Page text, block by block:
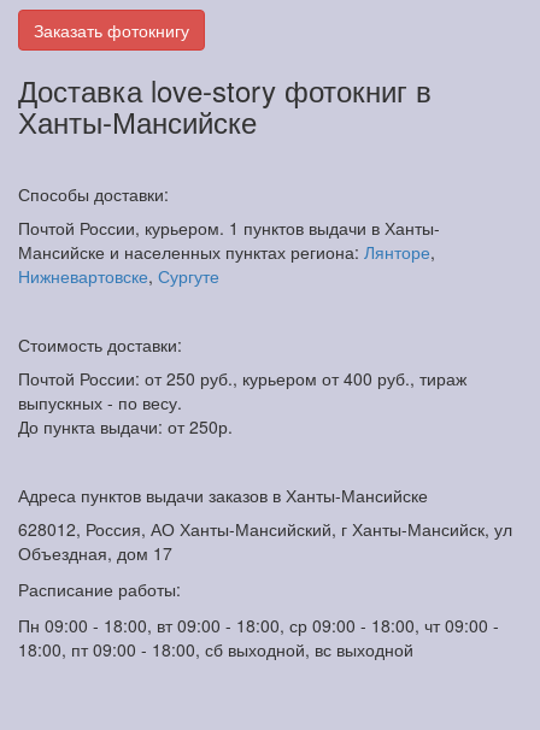
Заказать фотокнигу
Доставка love-story фотокниг в
Ханты-Мансийске
Способы доставки:
Почтой России, курьером. 1 пунктов выдачи в Ханты-
Мансийске и населенных пунктах региона: Лянторе,
Нижневартовске, Сургуте
Стоимость доставки:
Почтой России: от 250 руб., курьером от 400 руб., тираж
выпускных - по весу.
До пункта выдачи: от 250р.
Адреса пунктов выдачи заказов в Ханты-Мансийске
628012, Россия, АО Ханты-Мансийский, г Ханты-Мансийск, ул
Объездная, дом 17
Расписание работы:
Пн 09:00 - 18:00, вт 09:00 - 18:00, ср 09:00 - 18:00, чт 09:00 -
18:00, пт 09:00 - 18:00, сб выходной, вс выходной